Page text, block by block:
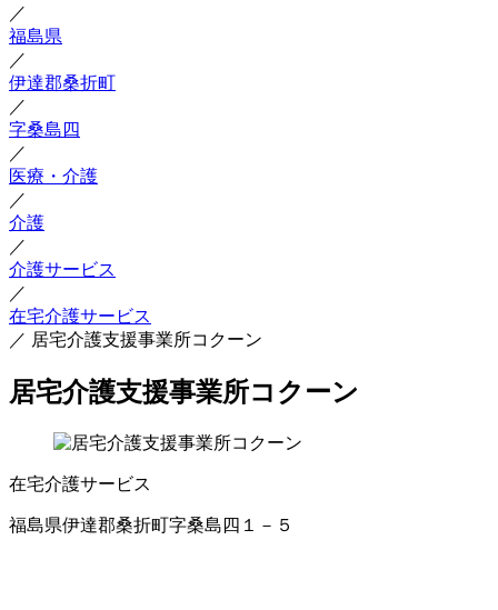
／
福島県
／
伊達郡桑折町
／
字桑島四
／
医療・介護
／
介護
／
介護サービス
／
在宅介護サービス
／ 居宅介護支援事業所コクーン
居宅介護支援事業所コクーン
在宅介護サービス
福島県伊達郡桑折町字桑島四１－５